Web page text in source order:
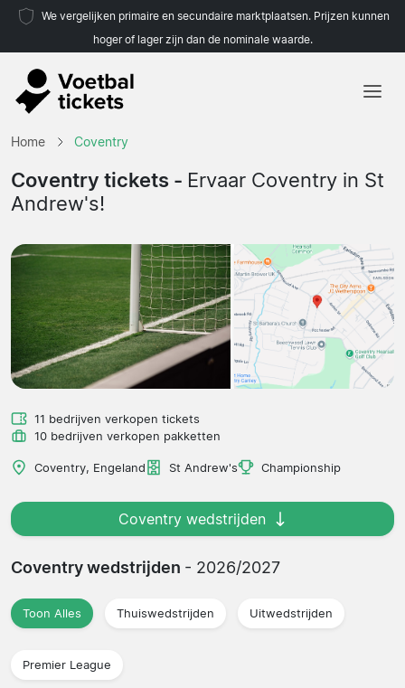
We vergelijken primaire en secundaire marktplaatsen. Prijzen kunnen
hoger of lager zijn dan de nominale waarde.
Teams
Home Coventry
Coventry tickets - Ervaar Coventry in St
Andrew's!
11 bedrijven verkopen tickets
10 bedrijven verkopen pakketten
Coventry, Engeland St Andrew's Championship
Coventry wedstrijden
Coventry wedstrijden - 2026/2027
Toon Alles Thuiswedstrijden Uitwedstrijden
Premier League